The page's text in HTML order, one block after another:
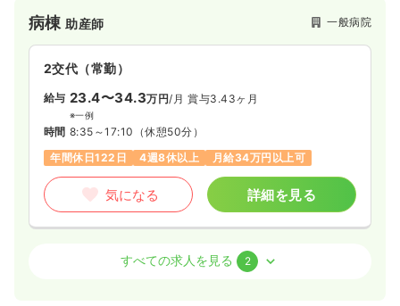
のサービスを提供しております。
病棟 助産師 一般病院
2交代（常勤）
給与 23.4〜34.3万円/月 賞与3.43ヶ月
※一例
時間 8:35～17:10 （休憩50分）
年間休日122日
4週8休以上 月給34万円以上可
気になる 詳細を見る
すべての求人を見る 2